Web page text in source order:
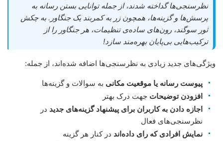
نظرسنجی‌ها گداخته شدند، از جمله توانایی بستن رسانه به
پرسش‌ها و گزینه‌ها، همچون زر به کمربند یک جنگاور. به چکش
ثور سوگند، رون‌های ساده‌ی تنظیمات، هر جنگاور را از
ترکیب‌هایی بی‌پایان بهره‌مند سازد!
ویژگی‌های جدید زیادی به نظرسنجی‌ها اضافه شده‌اند، از جمله:
پیوست رسانه یا موقعیت مکانی به سوالات و گزینه‌ها
افزودن توضیحات جهت درک بهتر
اجازه دادن به کاربران برای پیشنهاد گزینه‌های جدید در
نظرسنجی‌های فعال
نمایش افرادی که رای داده‌اند در کنار هر گزینه